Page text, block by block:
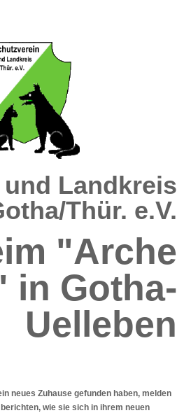
und Landkreis
Thür. e.V.
"Arche
in Gotha-
Uelleben
neues Zuhause gefunden haben, melden
wie sie sich in ihrem neuen